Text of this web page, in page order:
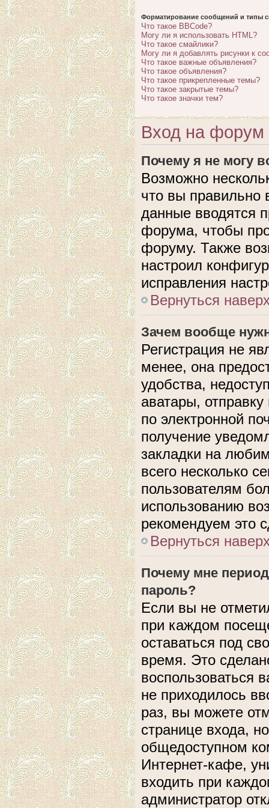
Форматирование сообщений и типы
Что такое BBCode?
Могу ли я использовать HTML?
Что такое смайлики?
Могу ли я добавлять рисунки к
Что такое важные объявления?
Что такое объявления?
Что такое прикрепленные темы?
Что такое закрытые темы?
Что такое значки тем?
Вход на форум
Почему я не могу
Возможно
что вы правильно
данные вводятся
форума, чтобы
форуму. Также
настроил
исправления
Вернуться
Зачем вообще
Регистрация не
менее, она
удобства,
аватары,
по электронной
получение
закладки на
всего несколько
пользователям
использованию
рекомендуем это
Вернуться
Почему мне
пароль?
Если вы не
при каждом
оставаться под
время. Это
воспользоваться
не приходилось
раз, вы можете
странице входа,
общедоступном
Интернет-кафе,
входить при
администратор